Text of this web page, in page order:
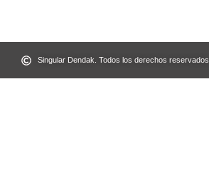
Singular Dendak. Todos los derechos reservados